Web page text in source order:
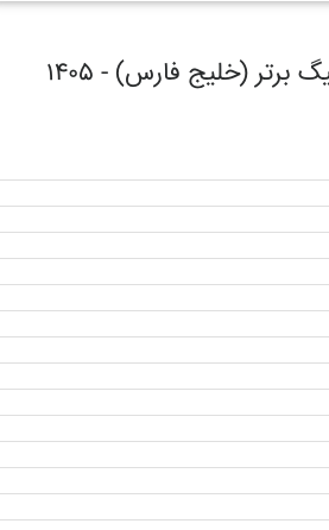
روند حرکتی تیم فوتبال نساجی مازندران در طول مسابقات ليگ برتر (خليج فارس) - ۱۴۰۵